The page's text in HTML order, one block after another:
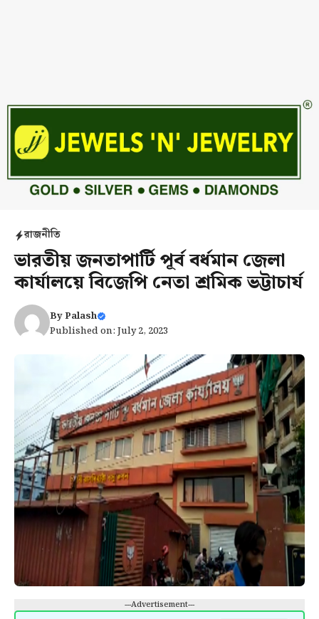
রাজনীতি
ভারতীয় জনতাপার্টি পূর্ব বর্ধমান জেলা
কার্যালয়ে বিজেপি নেতা শ্রমিক ভট্টাচার্য
ByPalash
Published on: July 2, 2023
---Advertisement---